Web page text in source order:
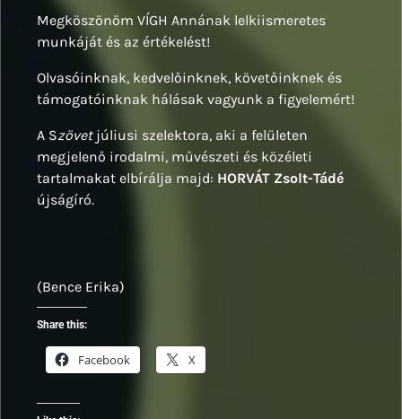
Megköszönöm VÍGH Annának lelkiismeretes
munkáját és az értékelést!
Olvasóinknak, kedvelőinknek, követőinknek és
támogatóinknak hálásak vagyunk a figyelemért!
A Szövetjúliusi szelektora, aki a felületen
megjelenő irodalmi, művészeti és közéleti
tartalmakat elbírálja majd: HORVÁT Zsolt-Tádé
újságíró.
(Bence Erika)
Share this:
Facebook X